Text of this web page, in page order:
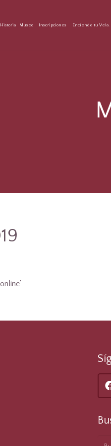
Historia Museo Inscripciones Enciende tu Vela.